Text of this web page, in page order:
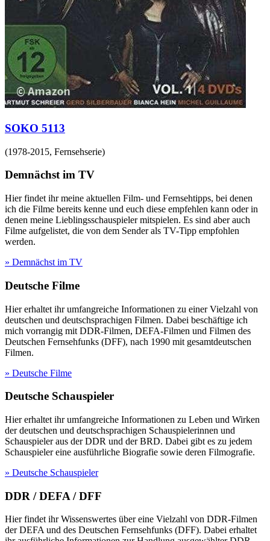
SOKO 5113
(1978-2015, Fernsehserie)
Demnächst im TV
Hier findet ihr meine aktuellen Film- und Fernsehtipps, bei denen
ich die Filme bereits kenne und euch diese empfehlen kann oder in
denen meine Lieblingsschauspieler mitspielen. Es sind aber auch
Filme aufgelistet, die von dem Sender als TV-Tipp empfohlen
werden.
» Demnächst im TV
Deutsche Filme
Hier erhaltet ihr umfangreiche Informationen zu einer Vielzahl von
deutschen und deutschsprachigen Filmen. Dabei beschäftige ich
mich vorrangig mit DDR-Filmen, DEFA-Filmen und Filmen des
Deutschen Fernsehfunks (DFF), nach 1990 mit gesamtdeutschen
Filmen.
» Deutsche Filme
Deutsche Schauspieler
Hier erhaltet ihr umfangreiche Informationen zu Leben und Wirken
der deutschen und deutschsprachigen Schauspielerinnen und
Schauspieler aus der DDR und der BRD. Dabei gibt es zu jedem
Schauspieler eine ausführliche Biografie sowie deren Filmografie.
» Deutsche Schauspieler
DDR / DEFA / DFF
Hier findet ihr Wissenswertes über eine Vielzahl von DDR-Filmen
der DEFA und des Deutschen Fernsehfunks (DFF). Dabei erhaltet